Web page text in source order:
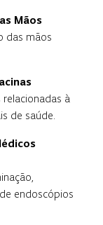
Mãos
das mãos
à
de saúde.
endoscópios